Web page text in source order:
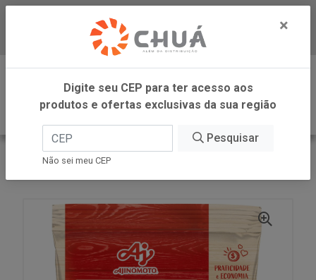
Baixe já nosso APP
0
INÍCIO
AJINOMOTO
×
Digite seu CEP para ter acesso aos
produtos e ofertas exclusivas da sua região
Pesquisar
Não sei meu CEP